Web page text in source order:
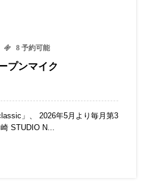
8 予約可能
プンマイク
」、 2026年5月より毎月第3
STUDIO N...